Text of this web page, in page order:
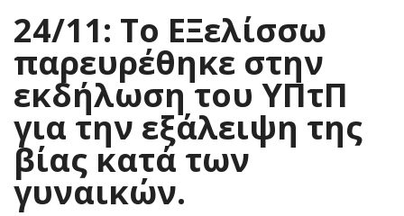
24/11: Tο ΕΞελίσσω
παρευρέθηκε στην
εκδήλωση του ΥΠτΠ
για την εξάλειψη της
βίας κατά των
γυναικών.